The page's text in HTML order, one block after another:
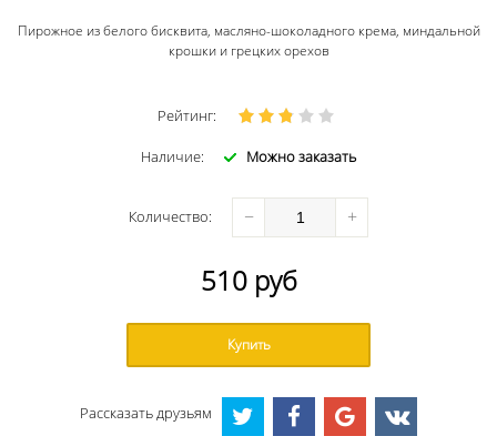
Пирожное из белого бисквита, масляно-шоколадного крема, миндальной
крошки и грецких орехов
Рейтинг:
Наличие: Можно заказать
Количество: − +
510 руб
Купить
Рассказать друзьям